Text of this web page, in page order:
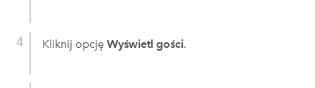
Kliknij opcję Wyświetl gości.